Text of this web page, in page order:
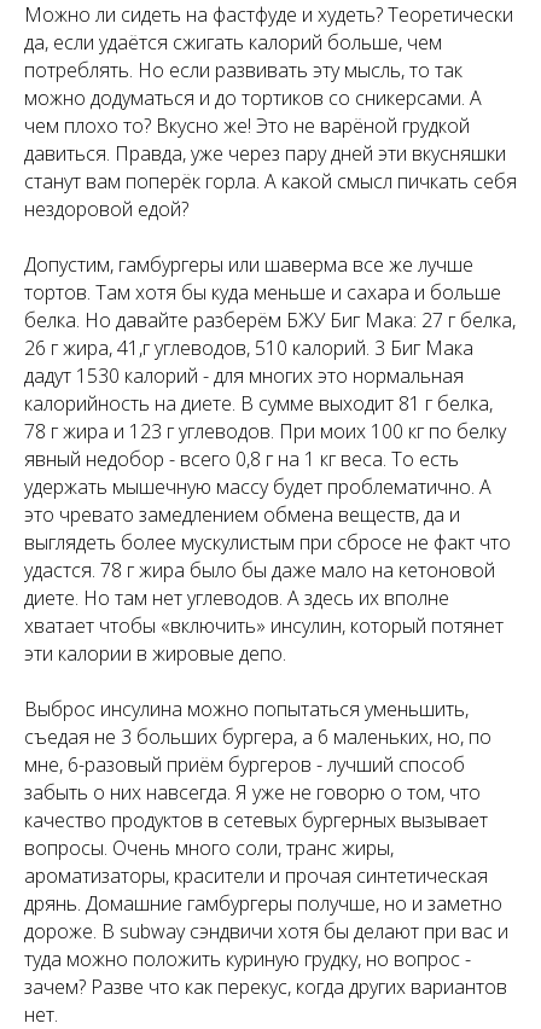
Можно ли сидеть на фастфуде и худеть? Теоретически
да, если удаётся сжигать калорий больше, чем
потреблять. Но если развивать эту мысль, то так
можно додуматься и до тортиков со сникерсами. А
чем плохо то? Вкусно же! Это не варёной грудкой
давиться. Правда, уже через пару дней эти вкусняшки
станут вам поперёк горла. А какой смысл пичкать себя
нездоровой едой?
Допустим, гамбургеры или шаверма все же лучше
тортов. Там хотя бы куда меньше и сахара и больше
белка. Но давайте разберём БЖУ Биг Мака: 27 г белка,
26 г жира, 41,г углеводов, 510 калорий. 3 Биг Мака
дадут 1530 калорий - для многих это нормальная
калорийность на диете. В сумме выходит 81 г белка,
78 г жира и 123 г углеводов. При моих 100 кг по белку
явный недобор - всего 0,8 г на 1 кг веса. То есть
удержать мышечную массу будет проблематично. А
это чревато замедлением обмена веществ, да и
выглядеть более мускулистым при сбросе не факт что
удастся. 78 г жира было бы даже мало на кетоновой
диете. Но там нет углеводов. А здесь их вполне
хватает чтобы «включить» инсулин, который потянет
эти калории в жировые депо.
Выброс инсулина можно попытаться уменьшить,
съедая не 3 больших бургера, а 6 маленьких, но, по
мне, 6-разовый приём бургеров - лучший способ
забыть о них навсегда. Я уже не говорю о том, что
качество продуктов в сетевых бургерных вызывает
вопросы. Очень много соли, транс жиры,
ароматизаторы, красители и прочая синтетическая
дрянь. Домашние гамбургеры получше, но и заметно
дороже. В subway сэндвичи хотя бы делают при вас и
туда можно положить куриную грудку, но вопрос -
зачем? Разве что как перекус, когда других вариантов
нет.